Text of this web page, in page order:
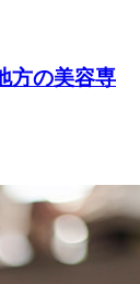
方の美容専